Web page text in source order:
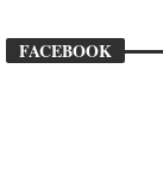
FACEBOOK